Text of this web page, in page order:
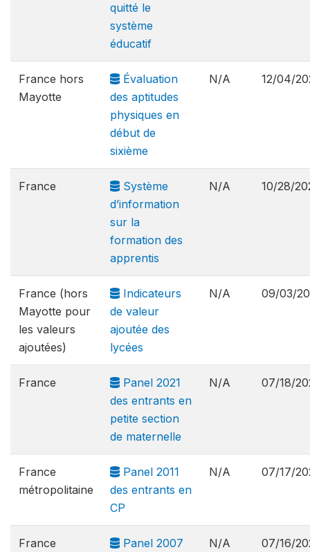
quitté le
système
éducatif
France hors
Mayotte
Évaluation
des aptitudes
physiques en
début de
sixième
N/A 12/04/
France
Système
d’information
sur la
formation des
apprentis
N/A 10/28/
France (hors
Mayotte pour
les valeurs
ajoutées)
Indicateurs
de valeur
ajoutée des
lycées
N/A 09/03/
France
Panel 2021
des entrants en
petite section
de maternelle
N/A 07/18/
France
métropolitaine
Panel 2011
des entrants en
CP
N/A 07/17/
France
Panel 2007
N/A 07/16/